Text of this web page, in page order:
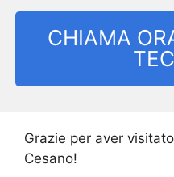
CHIAMA
Grazie per aver
Cesano!